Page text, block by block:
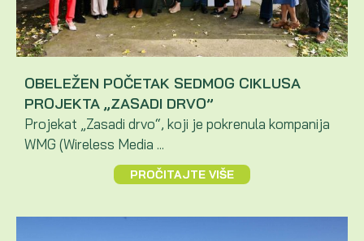
OBELEŽEN POČETAK SEDMOG CIKLUSA
PROJEKTA „ZASADI DRVO”
Projekat „Zasadi drvo“, koji je pokrenula kompanija
WMG (Wireless Media ...
PROČITAJTE VIŠE